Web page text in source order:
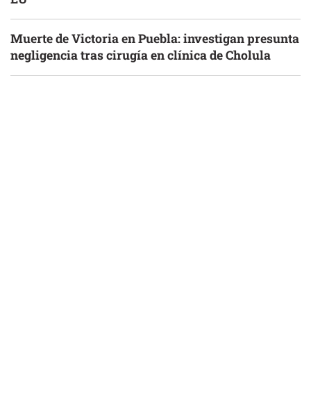
Muerte de Victoria en Puebla: investigan presunta
negligencia tras cirugía en clínica de Cholula